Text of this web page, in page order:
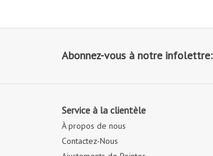
Abonnez-vous à notre infolettre:
Service à la clientèle
À propos de nous
Contactez-Nous